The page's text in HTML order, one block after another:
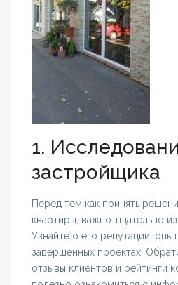
1.
застройщика
Перед тем как принять
квартиры, важно тщательно
Узнайте о его репутации,
завершенных проектах.
отзывы клиентов и рейтинги